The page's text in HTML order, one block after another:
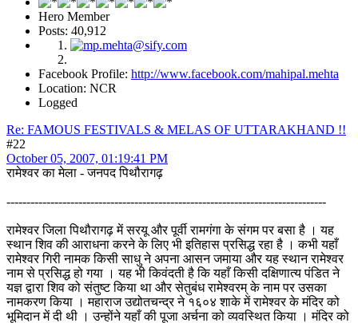
Hero Member
Posts: 40,912
Facebook Profile: http://www.facebook.com/mahipal.mehta
Location: NCR
Logged
Re: FAMOUS FESTIVALS & MELAS OF UTTARAKHAND !!
#22
October 05, 2007, 01:19:41 PM
रामेश्वर का मेला - जनपद पिथौरागढ़
--------------------------------------------------------------------------------
रामेश्वर जिला पिथौरागढ़ में सरयू और पूर्वी रामगंगा के संगम पर बसा है । यह
स्थान शिव की आराधना करने के लिए भी इतिहास प्रसिद्ध रहा है । कभी यहाँ
रामेश्वर गिरी नामक किसी साधु ने अपना आसन जमाया और यह स्थान रामेश्वर
नाम से प्रसिद्ध हो गया । यह भी किवंदती है कि यहाँ किसी दक्षिणात्य पंडित ने
यज्ञ द्वारा शिव को संतुष्ट किया था और सेतुबंध रामेश्वरम् के नाम पर उसका
नामकरण किया । महाराज उद्योतचन्द्र ने १६०४ शाके में रामेश्वर के मंदिर को
भूमिदान में दी थी । उन्होंने यहाँ की पूजा अर्चना को व्यवस्थित किया । मंदिर को